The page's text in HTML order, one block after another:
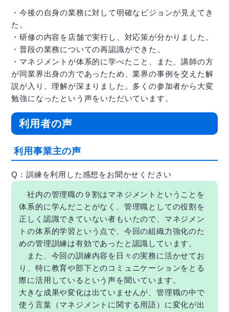
・今後の自身の業務に対して明確なビジョンが見えてき
た。
・研修の内容を店舗で実行し、対応策が分かりました。
・普段の業務についての再認識ができた。
・マネジメントが体系的に学べたこと、また、講師の方
が同業界出身の方であったため、業界の事例を交えた解
説が入り、理解が深まりました。多くの参加者から大変
勉強になったという声をいただいています。
利用者の声
利用事業主の声
Q：訓練を利用した感想をお聞かせください
社内の管理職の９割はマネジメントということを
体系的に学んだことがなく、管理職としての役割を
正しく認識できていない者もいたので、マネジメン
トの体系的学習という点で、今回の組織力強化のた
めの管理訓練は有効であったと認識しています。
また、今回の訓練内容を日々の実務に活かせてお
り、特に教育や部下とのコミュニケーションをとる
際に活用しているという声を聞いています。
大きな成果や変化は出ていませんが、管理職の中で
使う言葉（マネジメントに関する用語）に変化が出